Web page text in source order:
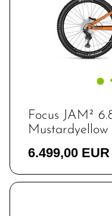
Focus JAM²
Mustardyellow
6.499,00 EUR